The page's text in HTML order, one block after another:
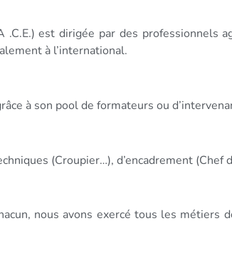
est dirigée par des professionnels
à l’international.
à son pool de formateurs ou
(Croupier…), d’encadrement
nous avons exercé tous les métiers